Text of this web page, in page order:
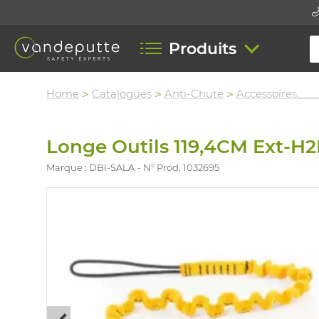
Produits
Home Catalogues Anti-Chute
Longe Outils 119,4CM Ext-
Marque : DBI-SALA N° Prod. 1032695